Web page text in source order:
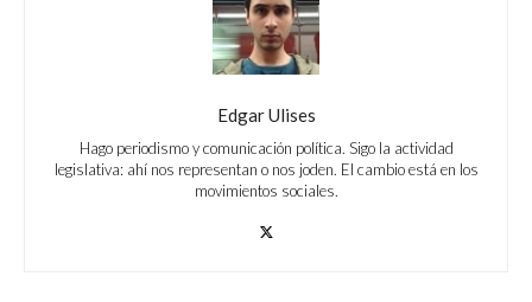
Edgar Ulises
Hago periodismo y comunicación política. Sigo la actividad
legislativa: ahí nos representan o nos joden. El cambio está en los
movimientos sociales.